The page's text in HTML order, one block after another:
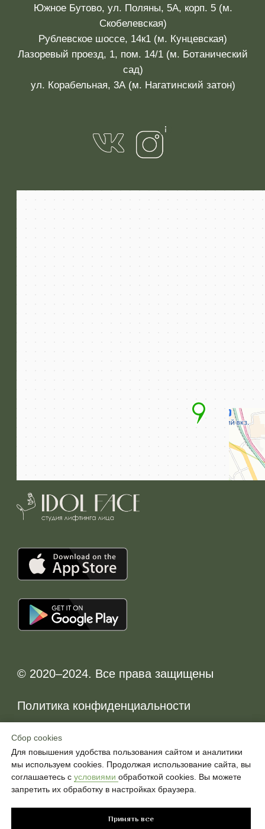
Сбор cookies
Для повышения удобства пользования сайтом и аналитики
мы используем cookies. Продолжая использование сайта, вы
соглашаетесь с условиями обработкой cookies. Вы можете
запретить их обработку в настройках браузера.
Принять все
Сбор cookies
Для повышения удобства пользования сайтом и аналитики
мы используем cookies. Продолжая использование сайта, вы
соглашаетесь с условиями обработкой cookies. Вы можете
запретить их обработку в настройках браузера.
Принять все